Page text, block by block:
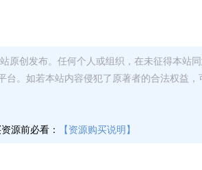
原创发布。任何个人或组织，在未征得本站
。如若本站内容侵犯了原著者的合法权益，
源前必看： 【资源购买说明】